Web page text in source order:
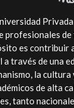
profesionales
es contribuir
través de una
la
de alta
tanto